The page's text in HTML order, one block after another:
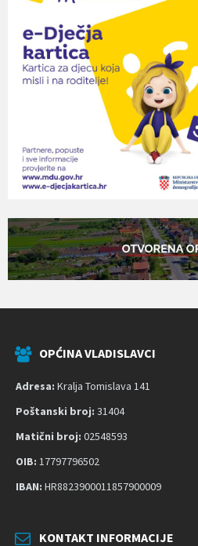
OPĆINA VLADISLAVCI
Adresa: Kralja Tomislava 141
Poštanski broj: 31404
Matični broj: 02548593
OIB: 17797796502
IBAN: HR8823900011857900009
KONTAKT INFORMACIJE